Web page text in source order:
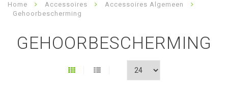
Home Accessoires
Accessoires Algemeen
Gehoorbescherming
GEHOORBESCHERMING